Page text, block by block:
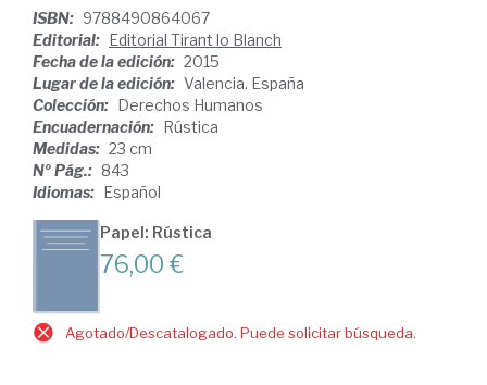
ISBN: 9788490864067
Editorial: Editorial Tirant lo Blanch
Fecha de la edición: 2015
Lugar de la edición: Valencia. España
Colección: Derechos Humanos
Encuadernación: Rústica
Medidas: 23 cm
Nº Pág.: 843
Idiomas: Español
Papel: Rústica
76,00 €
Agotado/Descatalogado. Puede solicitar búsqueda.